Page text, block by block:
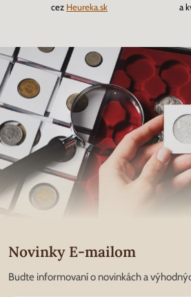
cez Heureka.sk
a
Novinky E-mailom
Budte informovaní o novinkách a